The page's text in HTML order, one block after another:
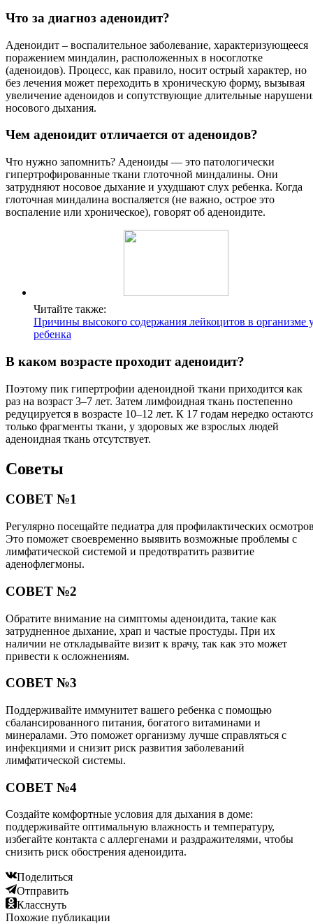
Что за диагноз аденоидит?
Аденоидит – воспалительное заболевание, характеризующееся
поражением миндалин, расположенных в носоглотке
(аденоидов). Процесс, как правило, носит острый характер, но
без лечения может переходить в хроническую форму, вызывая
увеличение аденоидов и сопутствующие длительные
носового дыхания.
Чем аденоидит отличается от аденоидов?
Что нужно запомнить? Аденоиды — это патологически
гипертрофированные ткани глоточной миндалины. Они
затрудняют носовое дыхание и ухудшают слух ребенка. Когда
глоточная миндалина воспаляется (не важно, острое это
воспаление или хроническое), говорят об аденоидите.
Читайте также:
Причины высокого содержания лейкоцитов в организме
ребенка
В каком возрасте проходит аденоидит?
Поэтому пик гипертрофии аденоидной ткани приходится как
раз на возраст 3–7 лет. Затем лимфоидная ткань постепенно
редуцируется в возрасте 10–12 лет. К 17 годам нередко
только фрагменты ткани, у здоровых же взрослых людей
аденоидная ткань отсутствует.
Советы
СОВЕТ №1
Регулярно посещайте педиатра для профилактических
Это поможет своевременно выявить возможные проблемы с
лимфатической системой и предотвратить развитие
аденофлегмоны.
СОВЕТ №2
Обратите внимание на симптомы аденоидита, такие как
затрудненное дыхание, храп и частые простуды. При их
наличии не откладывайте визит к врачу, так как это может
привести к осложнениям.
СОВЕТ №3
Поддерживайте иммунитет вашего ребенка с помощью
сбалансированного питания, богатого витаминами и
минералами. Это поможет организму лучше справляться с
инфекциями и снизит риск развития заболеваний
лимфатической системы.
СОВЕТ №4
Создайте комфортные условия для дыхания в доме:
поддерживайте оптимальную влажность и температуру,
избегайте контакта с аллергенами и раздражителями, чтобы
снизить риск обострения аденоидита.
Поделиться
Отправить
Класснуть
Похожие публикации